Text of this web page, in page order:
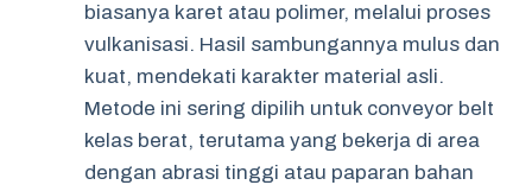
biasanya karet atau polimer, melalui proses
vulkanisasi. Hasil sambungannya mulus dan
kuat, mendekati karakter material asli.
Metode ini sering dipilih untuk conveyor belt
kelas berat, terutama yang bekerja di area
dengan abrasi tinggi atau paparan bahan